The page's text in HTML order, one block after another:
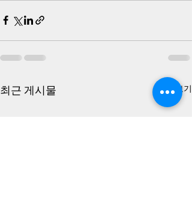
최근 게시물 전체 보기